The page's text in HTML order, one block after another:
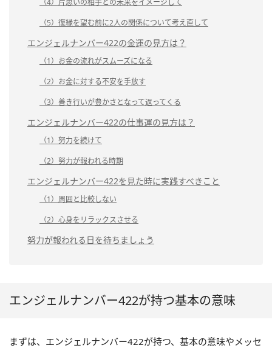
（5）復縁を望む前に2人の関係について考え直して
エンジェルナンバー422の金運の見方は？
（1）お金の流れがスムーズになる
（2）お金に対する不安を手放す
（3）善き行いが豊かさとなって返ってくる
エンジェルナンバー422の仕事運の見方は？
（1）努力を続けて
（2）努力が報われる時期
エンジェルナンバー422を見た時に実践すべきこと
（1）周囲と比較しない
（2）心身をリラックスさせる
努力が報われる日を待ちましょう
エンジェルナンバー422が持つ基本の意味
まずは、エンジェルナンバー422が持つ、基本の意味やメッセ